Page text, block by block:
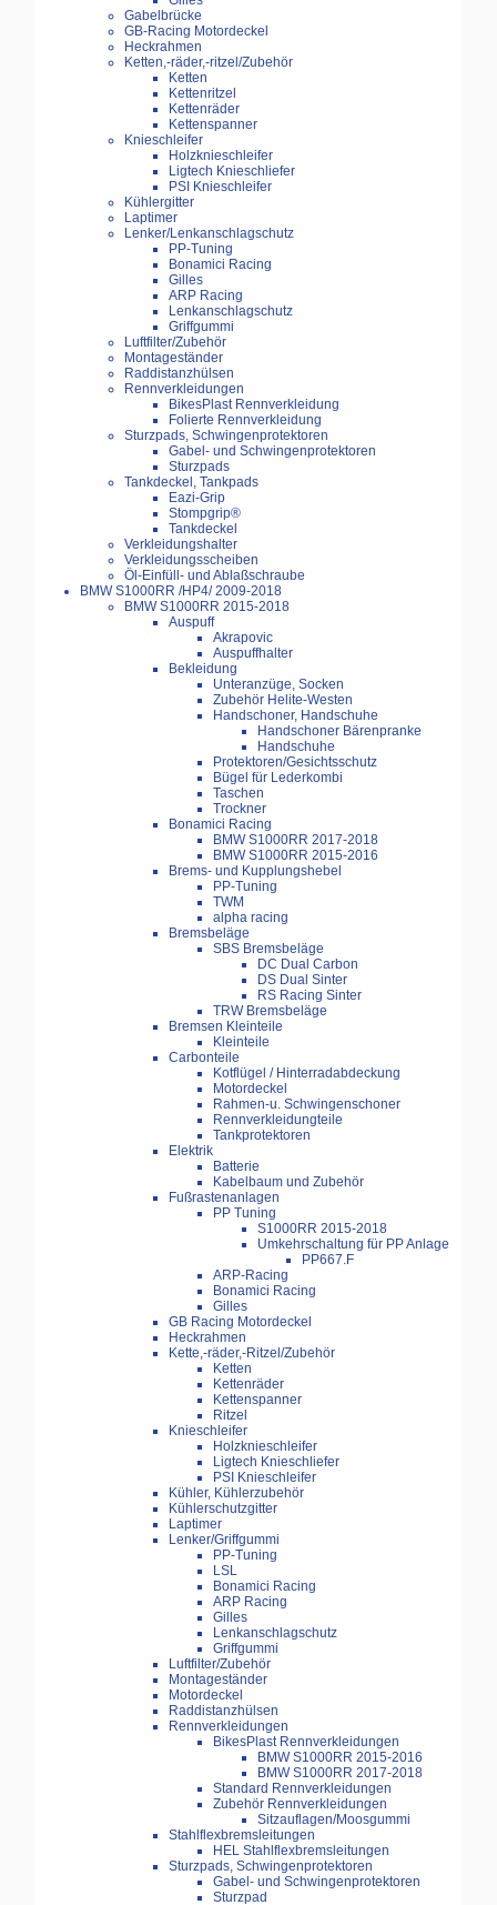
Gabelbrücke
GB-Racing Motordeckel
Heckrahmen
Ketten,-räder,-ritzel/Zubehör
Ketten
Kettenritzel
Kettenräder
Kettenspanner
Knieschleifer
Holzknieschleifer
Ligtech Knieschliefer
PSI Knieschleifer
Kühlergitter
Laptimer
Lenker/Lenkanschlagschutz
PP-Tuning
Bonamici Racing
Gilles
ARP Racing
Lenkanschlagschutz
Griffgummi
Luftfilter/Zubehör
Montageständer
Raddistanzhülsen
Rennverkleidungen
BikesPlast Rennverkleidung
Folierte Rennverkleidung
Sturzpads, Schwingenprotektoren
Gabel- und Schwingenprotektoren
Sturzpads
Tankdeckel, Tankpads
Eazi-Grip
Stompgrip®
Tankdeckel
Verkleidungshalter
Verkleidungsscheiben
Öl-Einfüll- und Ablaßschraube
BMW S1000RR /HP4/ 2009-2018
BMW S1000RR 2015-2018
Auspuff
Akrapovic
Auspuffhalter
Bekleidung
Unteranzüge, Socken
Zubehör Helite-Westen
Handschoner, Handschuhe
Handschoner Bärenpranke
Handschuhe
Protektoren/Gesichtsschutz
Bügel für Lederkombi
Taschen
Trockner
Bonamici Racing
BMW S1000RR 2017-2018
BMW S1000RR 2015-2016
Brems- und Kupplungshebel
PP-Tuning
TWM
alpha racing
Bremsbeläge
SBS Bremsbeläge
DC Dual Carbon
DS Dual Sinter
RS Racing Sinter
TRW Bremsbeläge
Bremsen Kleinteile
Kleinteile
Carbonteile
Kotflügel / Hinterradabdeckung
Motordeckel
Rahmen-u. Schwingenschoner
Rennverkleidungteile
Tankprotektoren
Elektrik
Batterie
Kabelbaum und Zubehör
Fußrastenanlagen
PP Tuning
S1000RR 2015-2018
Umkehrschaltung für PP Anlage
PP667.F
ARP-Racing
Bonamici Racing
Gilles
GB Racing Motordeckel
Heckrahmen
Kette,-räder,-Ritzel/Zubehör
Ketten
Kettenräder
Kettenspanner
Ritzel
Knieschleifer
Holzknieschleifer
Ligtech Knieschliefer
PSI Knieschleifer
Kühler, Kühlerzubehör
Kühlerschutzgitter
Laptimer
Lenker/Griffgummi
PP-Tuning
LSL
Bonamici Racing
ARP Racing
Gilles
Lenkanschlagschutz
Griffgummi
Luftfilter/Zubehör
Montageständer
Motordeckel
Raddistanzhülsen
Rennverkleidungen
BikesPlast Rennverkleidungen
BMW S1000RR 2015-2016
BMW S1000RR 2017-2018
Standard Rennverkleidungen
Zubehör Rennverkleidungen
Sitzauflagen/Moosgummi
Stahlflexbremsleitungen
HEL Stahlflexbremsleitungen
Sturzpads, Schwingenprotektoren
Gabel- und Schwingenprotektoren
Sturzpad